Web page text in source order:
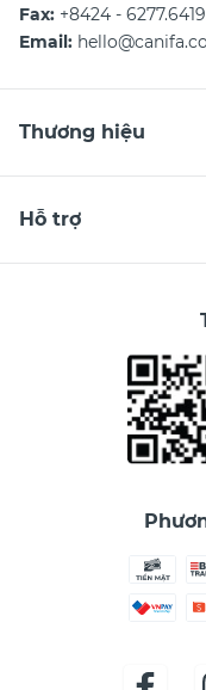
Fax: +8424 - 6277.6419
Email:
Thương hiệu
Hỗ trợ